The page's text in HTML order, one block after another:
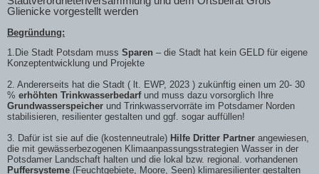
Glienicke vorgestellt werden
Begründung:
1.Die Stadt Potsdam muss Sparen – die Stadt hat kein GELD für eigene
Konzeptentwicklung und Projekte
2. Andererseits hat die Stadt ( lt. EWP, 2023 ) zukünftig einen um 20- 30
% erhöhten Trinkwasserbedarfund muss dazu vorsorglich Ihre
Grundwasserspeicher und Trinkwasservorräte im Potsdamer Norden
stabilisieren, resilienter gestalten und ggf. sogar auffüllen!
3. Dafür ist sie auf die (kostenneutrale) Hilfe Dritter Partner angewiesen,
die mit gewässerbezogenen Klimaanpassungsstrategien Wasser in der
Potsdamer Landschaft halten und die lokal bzw. regional. vorhandenen
Puffersysteme (Feuchtgebiete, Moore, Seen) klimaresilienter gestalten